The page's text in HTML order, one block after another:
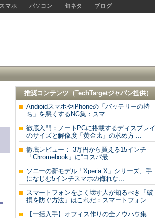
スマホ パソコン 旬ネタ ブログ
推奨コンテンツ（TechTargetジャパン提供）
AndroidスマホやiPhoneの「バッテリーの持
ち」を悪くするNG集：スマ...
徹底入門：ノートPCに搭載するディスプレイ
のサイズと解像度「黄金比」の求め方 ...
徹底レビュー： 3万円から買える15インチ
「Chromebook」に“コスパ最...
ソニーの新モデル「Xperia X」シリーズ、手
になじむ5インチスマホの侮れな...
スマートフォンをよく壊す人が知るべき「破
損を防ぐ方法」はこれだ：スマートフォン...
【一括入手】オフィス作りの全ノウハウ集